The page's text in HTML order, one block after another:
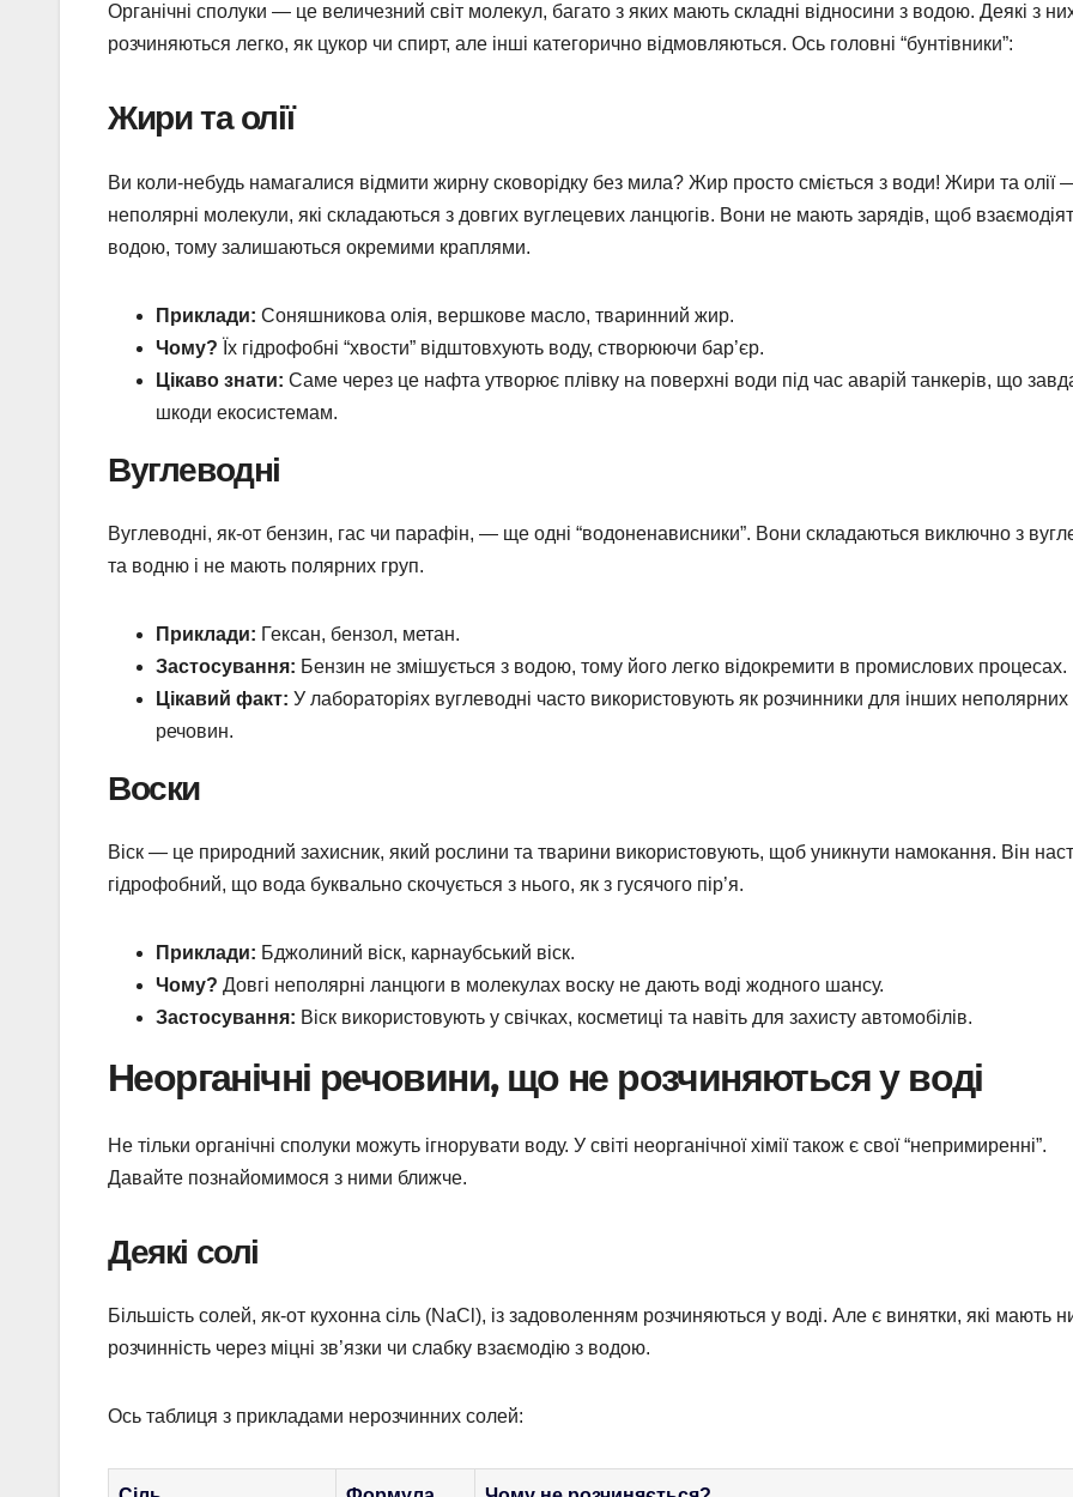
Органічні сполуки — це величезний світ молекул, багато з яких мають складні відносини з водою. Деякі з
розчиняються легко, як цукор чи спирт, але інші категорично відмовляються. Ось головні “бунтівники”:
Жири та олії
Ви коли-небудь намагалися відмити жирну сковорідку без мила? Жир просто сміється з води! Жири та олії
неполярні молекули, які складаються з довгих вуглецевих ланцюгів. Вони не мають зарядів, щоб
водою, тому залишаються окремими краплями.
Приклади: Соняшникова олія, вершкове масло, тваринний жир.
Чому? Їх гідрофобні “хвости” відштовхують воду, створюючи бар’єр.
Цікаво знати: Саме через це нафта утворює плівку на поверхні води під час аварій танкерів, що
шкоди екосистемам.
Вуглеводні
Вуглеводні, як-от бензин, гас чи парафін, — ще одні “водоненависники”. Вони складаються виключно з
та водню і не мають полярних груп.
Приклади: Гексан, бензол, метан.
Застосування: Бензин не змішується з водою, тому його легко відокремити в промислових процесах.
Цікавий факт: У лабораторіях вуглеводні часто використовують як розчинники для інших неполярних
речовин.
Воски
Віск — це природний захисник, який рослини та тварини використовують, щоб уникнути намокання. Він
гідрофобний, що вода буквально скочується з нього, як з гусячого пір’я.
Приклади: Бджолиний віск, карнаубський віск.
Чому? Довгі неполярні ланцюги в молекулах воску не дають воді жодного шансу.
Застосування: Віск використовують у свічках, косметиці та навіть для захисту автомобілів.
Неорганічні речовини, що не розчиняються у воді
Не тільки органічні сполуки можуть ігнорувати воду. У світі неорганічної хімії також є свої “непримиренні”.
Давайте познайомимося з ними ближче.
Деякі солі
Більшість солей, як-от кухонна сіль (NaCl), із задоволенням розчиняються у воді. Але є винятки, які мають
розчинність через міцні зв’язки чи слабку взаємодію з водою.
Ось таблиця з прикладами нерозчинних солей: